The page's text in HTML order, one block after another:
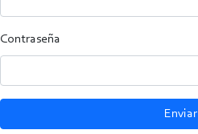
Contraseña
Enviar